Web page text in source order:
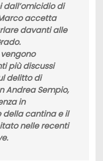
di
accetta
davanti alle
più discussi
delitto di
Andrea Sempio,
in
della cantina e il
nelle recenti